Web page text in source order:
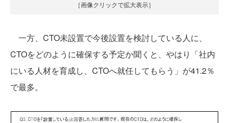
［画像クリックで拡大表示］
一方、CTO未設置で今後設置を検討している人に、
CTOをどのように確保する予定か聞くと、やはり「社内
にいる人材を育成し、CTOへ就任してもらう」が41.2％
で最多。